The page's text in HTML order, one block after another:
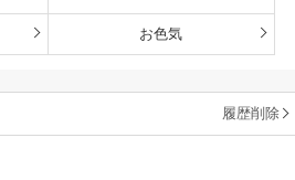
お色気
履歴削除